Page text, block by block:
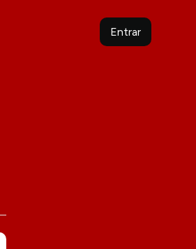
Entrar